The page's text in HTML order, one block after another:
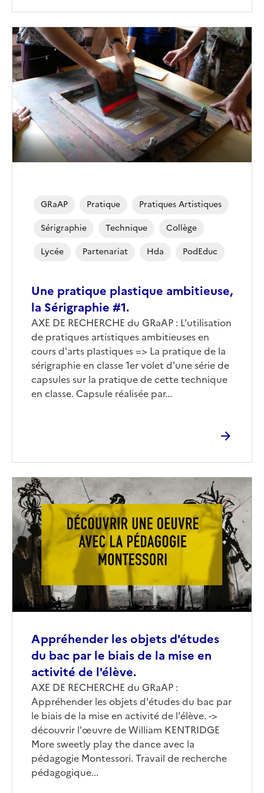
Une pratique plastique ambitieuse,
la Sérigraphie #1.
Corps
AXE DE RECHERCHE du GRaAP : L'utilisation
de pratiques artistiques ambitieuses en
cours d'arts plastiques => La pratique de la
sérigraphie en classe 1er volet d'une série de
capsules sur la pratique de cette technique
en classe. Capsule réalisée par...
GRaAP Pratique
Pratiques Artistiques
Sérigraphie
Technique
Collège
Lycée
Partenariat Hda PodEduc
Image
de
couverture
(conseillée)
Appréhender les objets d'études
du bac par le biais de la mise en
activité de l'élève.
Corps
AXE DE RECHERCHE du GRaAP :
Appréhender les objets d'études du bac par
le biais de la mise en activité de l'élève. ->
découvrir l'œuvre de William KENTRIDGE
More sweetly play the dance avec la
pédagogie Montessori. Travail de recherche
pédagogique...
Image
de
couverture
(conseillée)